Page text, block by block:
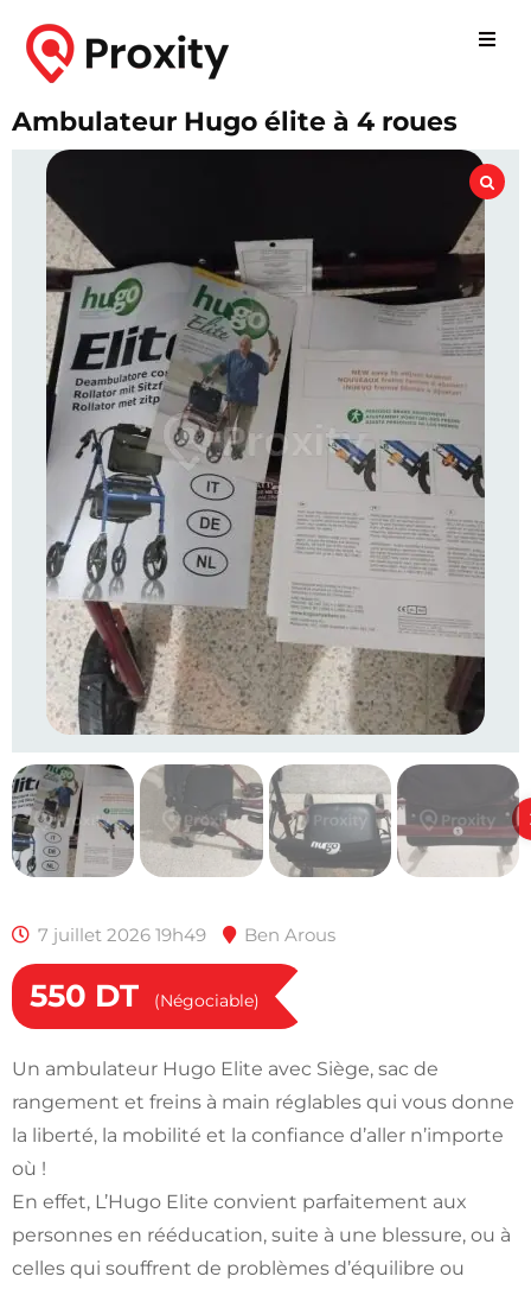
Ambulateur Hugo élite à 4 roues
7 juillet 2026 19h49 Ben Arous
550 DT (Négociable)
Un ambulateur Hugo Elite avec Siège, sac de
rangement et freins à main réglables qui vous donne
la liberté, la mobilité et la confiance d’aller n’importe
où !
En effet, L’Hugo Elite convient parfaitement aux
personnes en rééducation, suite à une blessure, ou à
celles qui souffrent de problèmes d’équilibre ou